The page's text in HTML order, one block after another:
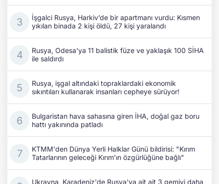
İşgalci Rusya, Harkiv’de bir apartmanı vurdu: Kısmen
yıkılan binada 2 kişi öldü, 27 kişi yaralandı
Rusya, Odesa'ya 11 balistik füze ve yaklaşık 100 SİHA
ile saldırdı
Rusya, işgal altındaki topraklardaki ekonomik
sıkıntıları kullanarak insanları cepheye sürüyor!
Bulgaristan hava sahasına giren İHA, doğal gaz boru
hattı yakınında patladı
KTMM'den Dünya Yerli Halklar Günü bildirisi: "Kırım
Tatarlarının geleceği Kırım’ın özgürlüğüne bağlı"
Ukrayna, Karadeniz'de Rusya'ya ait ait 3 gemiyi daha